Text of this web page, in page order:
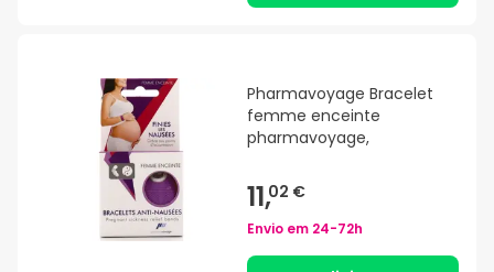
Pharmavoyage Bracelet
femme enceinte
pharmavoyage,
11,02 €
Envio em 24-72h